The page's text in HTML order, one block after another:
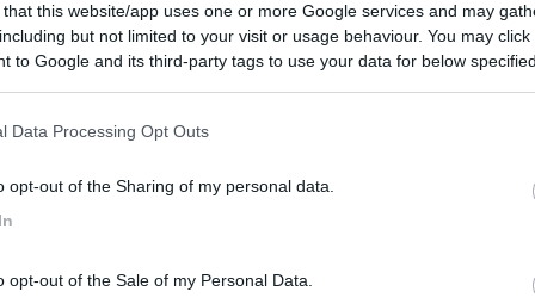
that this website/app uses one or more Google services and may
but not limited to your visit or usage behaviour. You may
to Google and its third-party tags to use your data for below
Data Processing Opt Outs
opt-out of the Sharing of my personal data.
opt-out of the Sale of my Personal Data.
- Stonehenge
il29/04/2019
Belgio, Francia, Germania- Dover, Hythe, Rye, Seven